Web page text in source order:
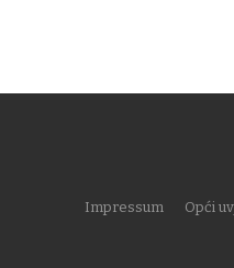
Impressum Opći